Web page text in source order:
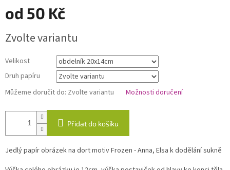
od 50 Kč
cena:
Zvolte variantu
Velikost
Druh papíru
Můžeme doručit do: Zvolte variantu Možnosti doručení
Přidat do košíku
Jedlý papír obrázek na dort motiv Frozen - Anna, Elsa k dodělání sukně